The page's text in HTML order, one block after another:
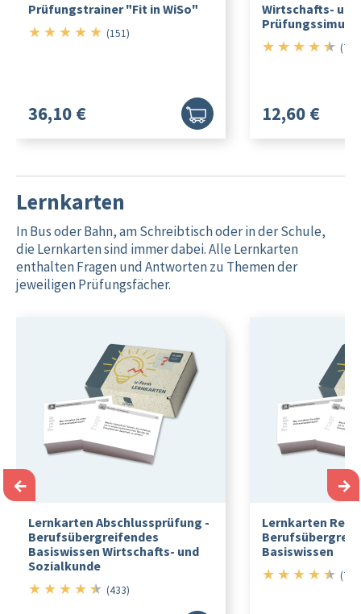
Prüfungstrainer "Fit in WiSo"
★ ★ ★ ★ ★ 5/5
(151)
36,10 €
Wirtschafts-
★ ★ ★ ★ ★ 4.5/5
(75)
12,60 €
Lernkarten
In Bus oder Bahn, am Schreibtisch oder in der Schule,
die Lernkarten sind immer dabei. Alle Lernkarten
enthalten Fragen und Antworten zu Themen der
jeweiligen Prüfungsfächer.
Lernkarten Abschlussprüfung -
Berufsübergreifendes
Basiswissen Wirtschafts- und
Sozialkunde
★ ★ ★ ★ ★ 4.5/5
(433)
Lernkarten
Basiswissen
★ ★ ★ ★ ★ 4.5/5
(79)
← →